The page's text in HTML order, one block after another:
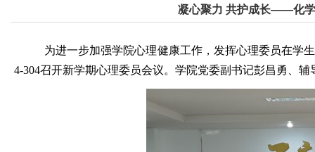
凝心聚力 共护成长——化学
为进一步加强学院心理健康工作，发挥心理委员在学
4-304召开新学期心理委员会议。学院党委副书记彭昌勇、